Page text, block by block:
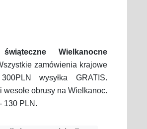
Wielkanocne
zamówienia krajowe
wysyłka GRATIS.
wesołe obrusy na Wielkanoc.
130 PLN.